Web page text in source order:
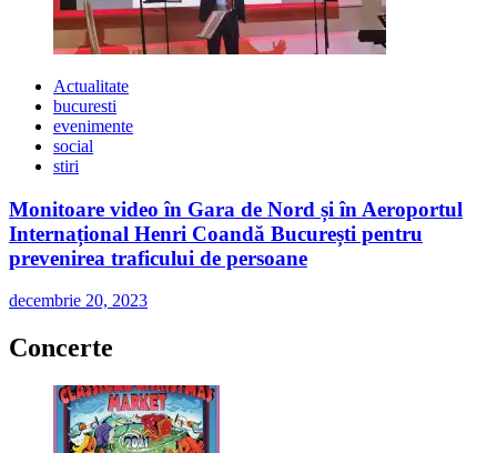
Actualitate
bucuresti
evenimente
social
stiri
Monitoare video în Gara de Nord și în Aeroportul
Internațional Henri Coandă București pentru
prevenirea traficului de persoane
decembrie 20, 2023
Concerte